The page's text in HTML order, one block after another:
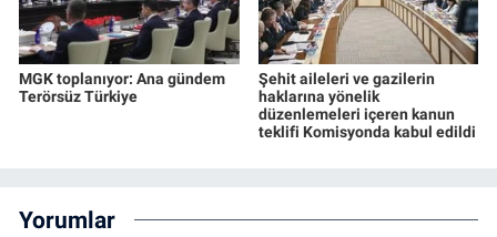
MGK toplanıyor: Ana gündem
Terörsüz Türkiye
Şehit aileleri ve gazilerin
haklarına yönelik
düzenlemeleri içeren kanun
teklifi Komisyonda kabul edildi
Yorumlar